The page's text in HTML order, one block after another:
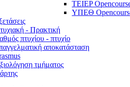
TEIEP
ΥΠΕΘ
- Πρακτική
πτυχίου - πτυχίο
αποκατάσταση
τμήματος